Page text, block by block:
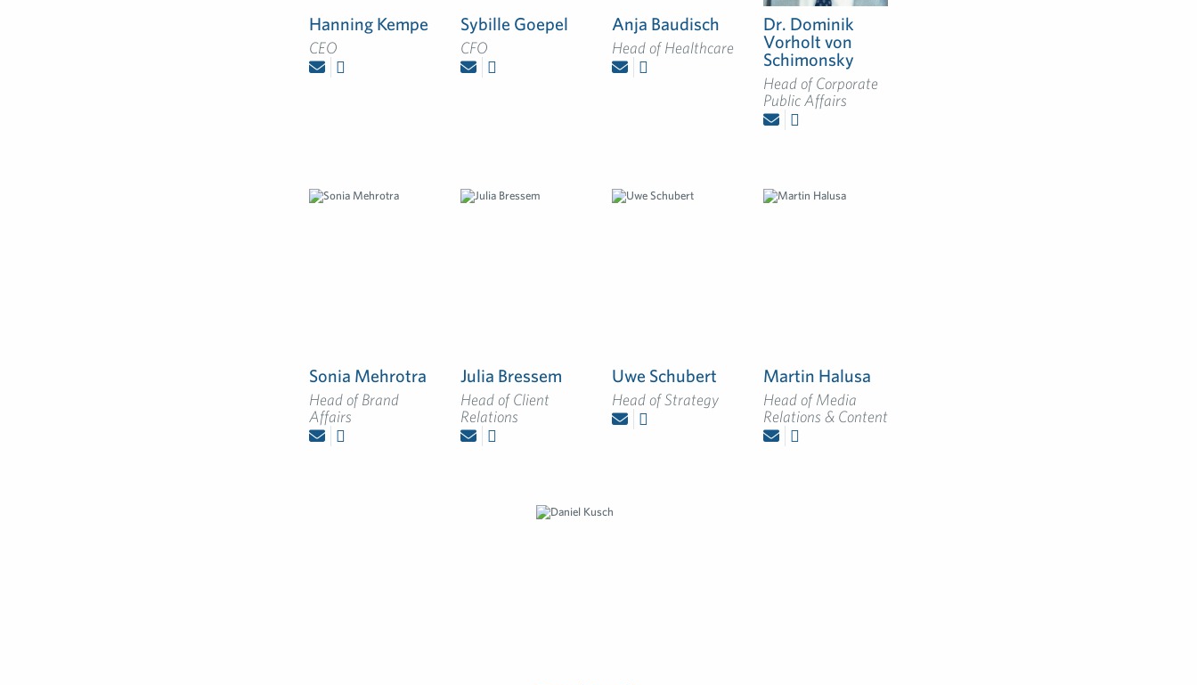
Hanning Kempe
CEO
Sybille Goepel
CFO
Anja Baudisch
Head of Healthcare
Dr. Dominik
Vorholt von
Schimonsky
Head of Corporate
Public Affairs
Sonia Mehrotra
Head of Brand
Affairs
Julia Bressem
Head of Client
Relations
Uwe Schubert
Head of Strategy
Martin Halusa
Head of Media
Relations & Content